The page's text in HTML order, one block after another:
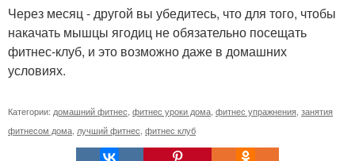
Через месяц - другой вы убедитесь, что для того, чтобы
накачать мышцы ягодиц не обязательно посещать
фитнес-клуб, и это возможно даже в домашних
условиях.
Категории: домашний фитнес фитнес уроки дома фитнес упражнения занятия
фитнесом дома лучший фитнес фитнес клуб